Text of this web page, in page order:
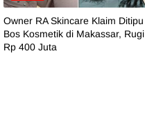
Owner RA Skincare Klaim Ditipu
Bos Kosmetik di Makassar, Rugi
Rp 400 Juta